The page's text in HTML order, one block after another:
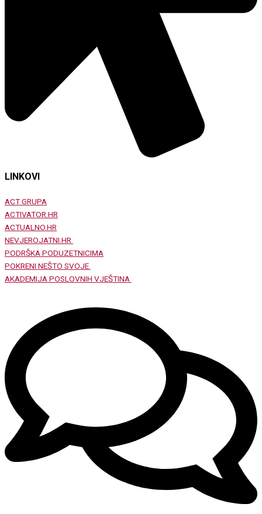
LINKOVI
ACT GRUPA
ACTIVATOR.HR
ACTUALNO.HR
NEVJEROJATNI.HR
PODRŠKA PODUZETNICIMA
POKRENI NEŠTO SVOJE
AKADEMIJA POSLOVNIH VJEŠTINA